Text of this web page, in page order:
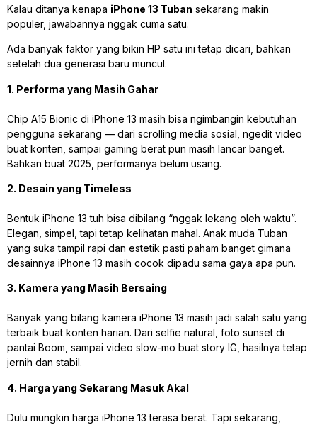
Kalau ditanya kenapa iPhone 13 Tuban sekarang makin
populer, jawabannya nggak cuma satu.
Ada banyak faktor yang bikin HP satu ini tetap dicari, bahkan
setelah dua generasi baru muncul.
1. Performa yang Masih Gahar
Chip A15 Bionic di iPhone 13 masih bisa ngimbangin kebutuhan
pengguna sekarang — dari scrolling media sosial, ngedit video
buat konten, sampai gaming berat pun masih lancar banget.
Bahkan buat 2025, performanya belum usang.
2. Desain yang Timeless
Bentuk iPhone 13 tuh bisa dibilang “nggak lekang oleh waktu”.
Elegan, simpel, tapi tetap kelihatan mahal. Anak muda Tuban
yang suka tampil rapi dan estetik pasti paham banget gimana
desainnya iPhone 13 masih cocok dipadu sama gaya apa pun.
3. Kamera yang Masih Bersaing
Banyak yang bilang kamera iPhone 13 masih jadi salah satu yang
terbaik buat konten harian. Dari selfie natural, foto sunset di
pantai Boom, sampai video slow-mo buat story IG, hasilnya tetap
jernih dan stabil.
4. Harga yang Sekarang Masuk Akal
Dulu mungkin harga iPhone 13 terasa berat. Tapi sekarang,